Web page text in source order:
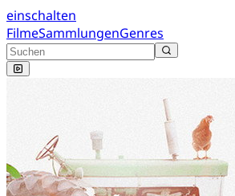
einschalten
FilmeSammlungenGenres